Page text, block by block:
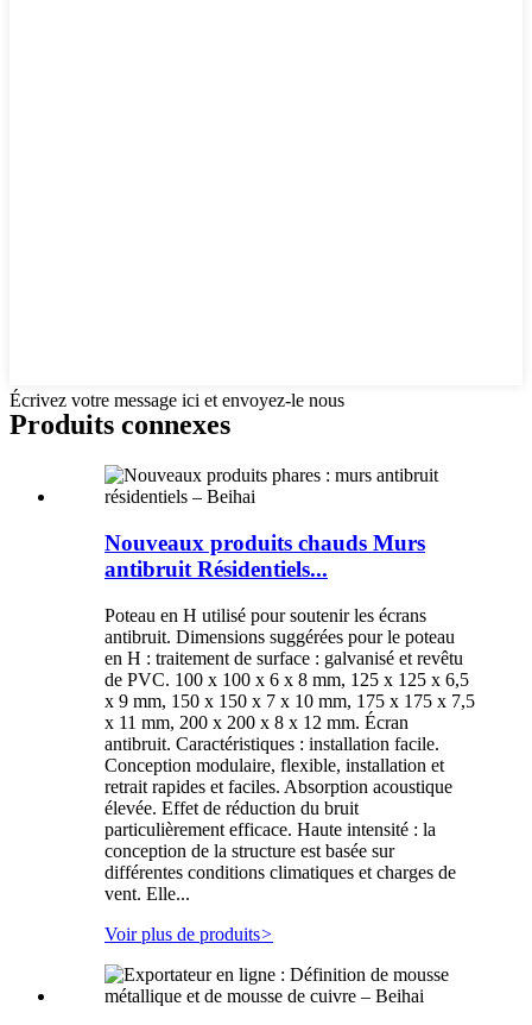
Écrivez votre message ici et envoyez-le nous
Produits connexes
Nouveaux produits chauds Murs
antibruit Résidentiels...
Poteau en H utilisé pour soutenir les écrans
antibruit. Dimensions suggérées pour le poteau
en H : traitement de surface : galvanisé et revêtu
de PVC. 100 x 100 x 6 x 8 mm, 125 x 125 x 6,5
x 9 mm, 150 x 150 x 7 x 10 mm, 175 x 175 x 7,5
x 11 mm, 200 x 200 x 8 x 12 mm. Écran
antibruit. Caractéristiques : installation facile.
Conception modulaire, flexible, installation et
retrait rapides et faciles. Absorption acoustique
élevée. Effet de réduction du bruit
particulièrement efficace. Haute intensité : la
conception de la structure est basée sur
différentes conditions climatiques et charges de
vent. Elle...
Voir plus de produits>